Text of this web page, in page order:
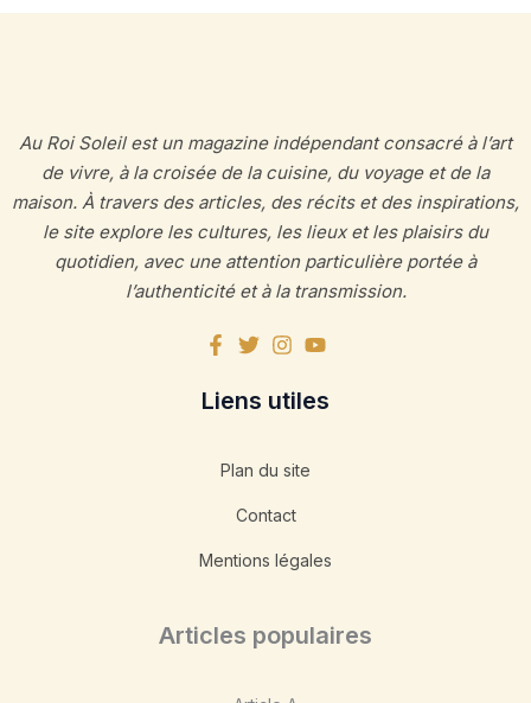
Au Roi Soleil est un magazine indépendant consacré à l’art
de vivre, à la croisée de la cuisine, du voyage et de la
maison. À travers des articles, des récits et des inspirations,
le site explore les cultures, les lieux et les plaisirs du
quotidien, avec une attention particulière portée à
l’authenticité et à la transmission.
Liens utiles
Plan du site
Contact
Mentions légales
Articles populaires